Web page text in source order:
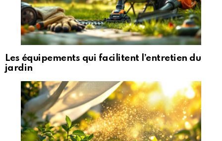
Les équipements qui facilitent l’entretien du
jardin